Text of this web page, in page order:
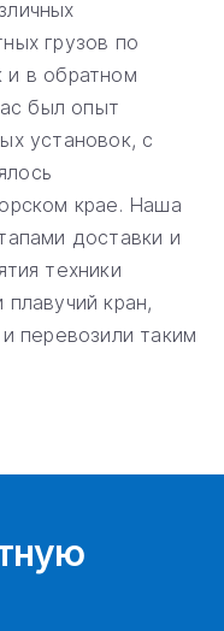
грузов по
и в обратном
был опыт
установок, с
крае. Наша
доставки и
техники
кран,
перевозили таким